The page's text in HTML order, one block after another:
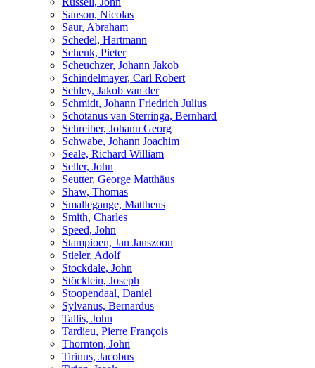
Sanson, Nicolas
Saur, Abraham
Schedel, Hartmann
Schenk, Pieter
Scheuchzer, Johann Jakob
Schindelmayer, Carl Robert
Schley, Jakob van der
Schmidt, Johann Friedrich Julius
Schotanus van Sterringa, Bernhard
Schreiber, Johann Georg
Schwabe, Johann Joachim
Seale, Richard William
Seller, John
Seutter, George Matthäus
Shaw, Thomas
Smallegange, Mattheus
Smith, Charles
Speed, John
Stampioen, Jan Janszoon
Stieler, Adolf
Stockdale, John
Stöcklein, Joseph
Stoopendaal, Daniel
Sylvanus, Bernardus
Tallis, John
Tardieu, Pierre François
Thornton, John
Tirinus, Jacobus